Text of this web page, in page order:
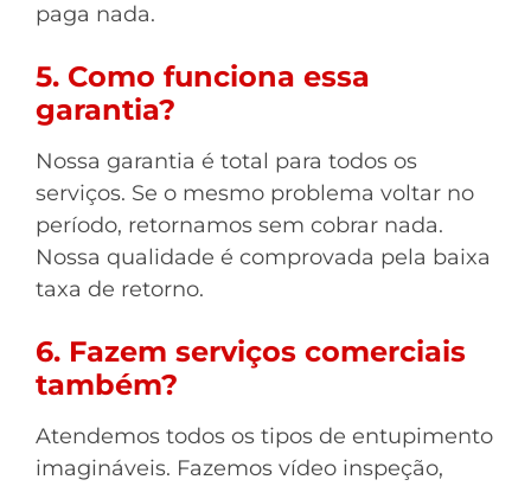
paga nada.
5. Como funciona essa
garantia?
Nossa garantia é total para todos os
serviços. Se o mesmo problema voltar no
período, retornamos sem cobrar nada.
Nossa qualidade é comprovada pela baixa
taxa de retorno.
6. Fazem serviços comerciais
também?
Atendemos todos os tipos de entupimento
imagináveis. Fazemos vídeo inspeção,